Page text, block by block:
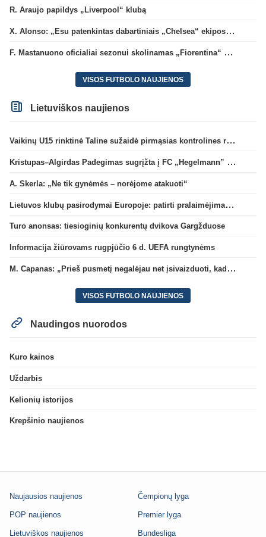
R. Araujo papildys „Liverpool“ klubą
X. Alonso: „Esu patenkintas dabartiniais „Chelsea“ ekipos vartininkais“
F. Mastanuono oficialiai sezonui skolinamas „Fiorentina“ ekipai
VISOS FUTBOLO NAUJIENOS
Lietuviškos naujienos
Vaikinų U15 rinktinė Taline sužaidė pirmąsias kontrolines rungtynes
Kristupas–Algirdas Padegimas sugrįžta į FC „Hegelmann” B sudėtį
A. Skerla: „Ne tik gynėmės – norėjome atakuoti“
Lietuvos klubų pasirodymai Europoje: patirti pralaimėjimai Kroatijos atstovams
Turo anonsas: tiesioginių konkurentų dvikova Gargžduose
Informacija žiūrovams rugpjūčio 6 d. UEFA rungtynėms
M. Capanas: „Prieš pusmetį negalėjau net įsivaizduoti, kad žaisime prieš „Hajduk“
VISOS FUTBOLO NAUJIENOS
Naudingos nuorodos
Kuro kainos
Uždarbis
Kelionių istorijos
Krepšinio naujienos
Naujausios naujienos
POP naujienos
Lietuviškos naujienos
Čempionų lyga
Premier lyga
Bundesliga